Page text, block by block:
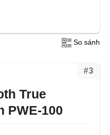
So sánh
#3
True
PWE-100